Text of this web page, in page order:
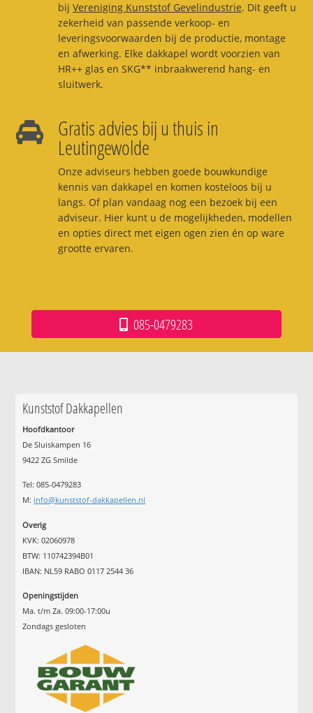
bij Vereniging Kunststof Gevelindustrie. Dit geeft u
zekerheid van passende verkoop- en
leveringsvoorwaarden bij de productie, montage
en afwerking. Elke dakkapel wordt voorzien van
HR++ glas en SKG** inbraakwerend hang- en
sluitwerk.
Gratis advies bij u thuis in
Leutingewolde
Onze adviseurs hebben goede bouwkundige
kennis van dakkapel en komen kosteloos bij u
langs. Of plan vandaag nog een bezoek bij een
adviseur. Hier kunt u de mogelijkheden, modellen
en opties direct met eigen ogen zien én op ware
grootte ervaren.
085-0479283
Kunststof Dakkapellen
Hoofdkantoor
De Sluiskampen 16
9422 ZG Smilde
Tel: 085-0479283
M: info@kunststof-dakkapellen.nl
Overig
KVK: 02060978
BTW: 110742394B01
IBAN: NL59 RABO 0117 2544 36
Openingstijden
Ma. t/m Za. 09:00-17:00u
Zondags gesloten